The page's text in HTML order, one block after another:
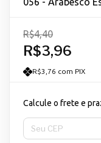
R$3,96
R$4,40
R$3,76 com PIX
Calcule o frete e
Entregas para o CEP: